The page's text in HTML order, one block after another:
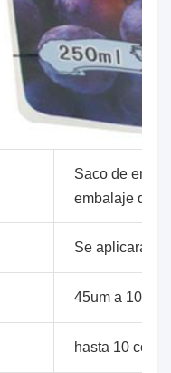
Saco de
embalaje de
Se aplicarán
45um a
hasta 10